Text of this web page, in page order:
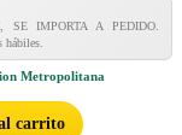
SE IMPORTA A PEDIDO.
hábiles.
Metropolitana
carrito